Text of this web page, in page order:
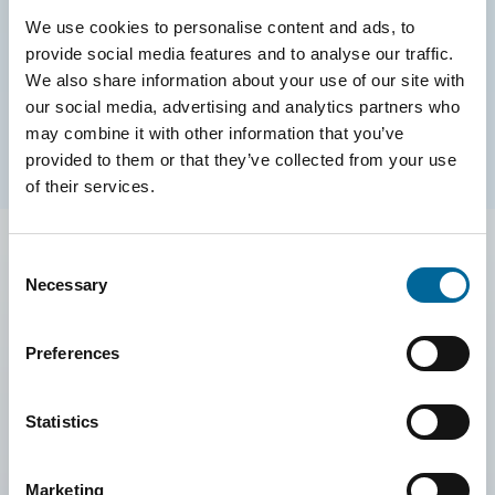
We use cookies to personalise content and ads, to
provide social media features and to analyse our traffic.
We also share information about your use of our site with
our social media, advertising and analytics partners who
may combine it with other information that you’ve
provided to them or that they’ve collected from your use
of their services.
Selection
Necessary
Preferences
Statistics
Marketing
både fabrikk og kontorer, med spesialisering på
høytemperaturkabler. Fabrikken ble oppkjøpt våren 2023.